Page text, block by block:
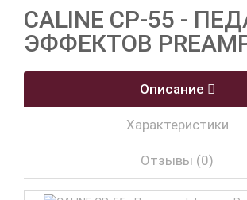
CALINE CP-55 -
ЭФФЕКТОВ
Описание
Характеристики
Отзывы (0)